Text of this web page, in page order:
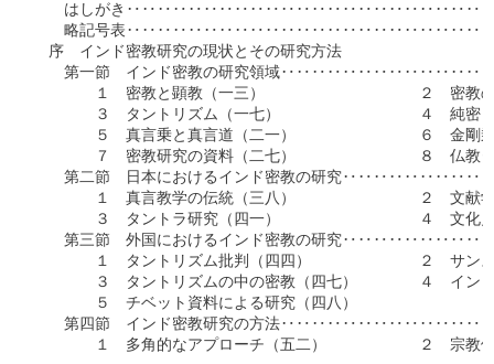
はしがき
略記号表
序　インド密教研究の現状とその研究方法
第一節　インド密教の研究領域
１　密教と顕教（一三）　　　　　　　　　　２　密教の
３　タントリズム（一七）　　　　　　　　　４　純密と
５　真言乗と真言道（二一）　　　　　　　　６　金剛乗
７　密教研究の資料（二七）　　　　　　　　８　仏教タ
第二節　日本におけるインド密教の研究
１　真言教学の伝統（三八）　　　　　　　　２　文献学
３　タントラ研究（四一）　　　　　　　　　４　文化史
第三節　外国におけるインド密教の研究
１　タントリズム批判（四四）　　　　　　　２　サンス
３　タントリズムの中の密教（四七）　　　　４　インド
５　チベット資料による研究（四八）
第四節　インド密教研究の方法
１　多角的なアプローチ（五二）　　　　　　２　宗教体